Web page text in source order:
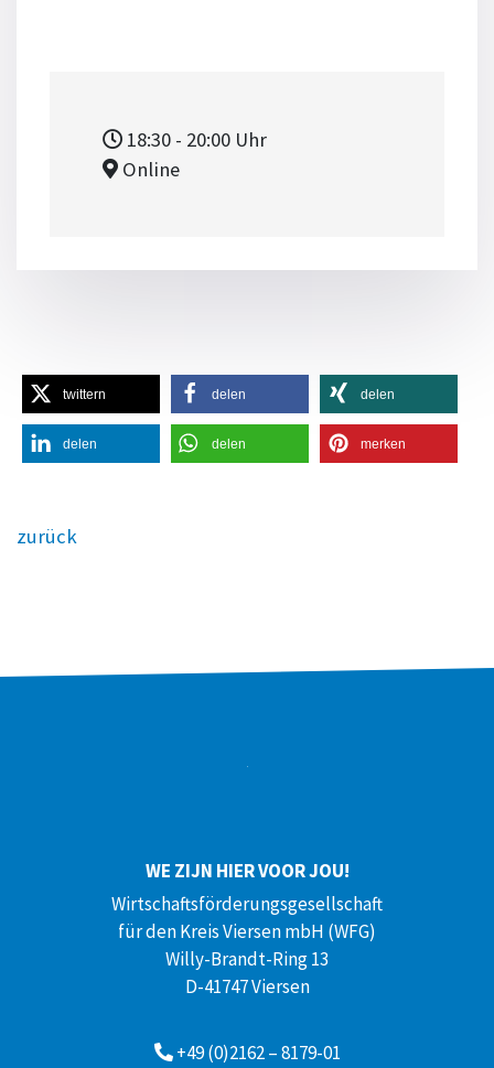
18:30 - 20:00 Uhr
Online
twittern delen delen
delen delen merken
zurück
WE ZIJN HIER VOOR JOU!
Wirtschaftsförderungsgesellschaft
für den Kreis Viersen mbH (WFG)
Willy-Brandt-Ring 13
D-41747 Viersen
+49 (0)2162 – 8179-01